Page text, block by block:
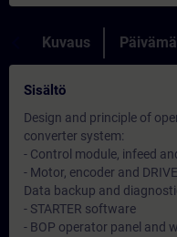
Kuvaus
Sisältö
Design and principle of
converter system:
- Control module, infeed
- Motor, encoder and
Data backup and
- STARTER software
- BOP operator panel and